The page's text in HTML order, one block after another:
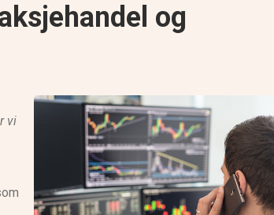
NS Broker anmeldelse
og
vi